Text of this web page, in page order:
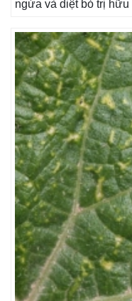
ngừa và diệt bỏ trị